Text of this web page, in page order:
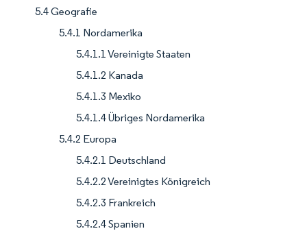
5.4 Geografie
5.4.1 Nordamerika
5.4.1.1 Vereinigte Staaten
5.4.1.2 Kanada
5.4.1.3 Mexiko
5.4.1.4 Übriges Nordamerika
5.4.2 Europa
5.4.2.1 Deutschland
5.4.2.2 Vereinigtes Königreich
5.4.2.3 Frankreich
5.4.2.4 Spanien